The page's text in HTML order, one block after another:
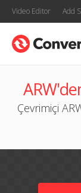
Video Editor Add
Çevrimiçi